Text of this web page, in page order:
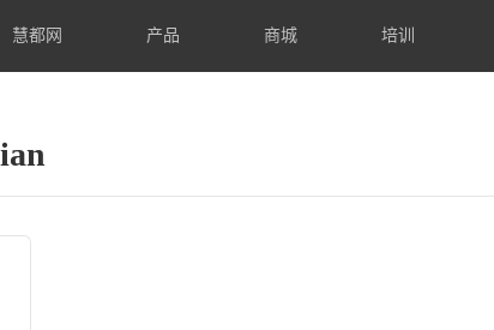
慧都网 产品 商城 培训